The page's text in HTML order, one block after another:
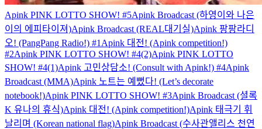
Apink PINK LOTTO SHOW! #5Apink Broadcast (하영이와 나은
이의 에피타이져)Apink Broadcast (REAL대기실)Apink 팡팡라디
오! (PangPang Radio!) #1 Apink 대전! (Apink competition!)
#2Apink PINK LOTTO SHOW! #4(2)Apink PINK LOTTO
SHOW! #4(1)Apink 고민상담소! (Consult with Apink!) #4Apink
Broadcast (MMA)Apink 노트는 예뻤다! (Let’s decorate
notebook!)Apink PINK LOTTO SHOW! #3Apink Broadcast (셜록
K 유나의 휴식)Apink 대전! (Apink competition!)Apink 태극기 휘
날리며 (Korean national flag)Apink Broadcast (수사관앨리스 천연